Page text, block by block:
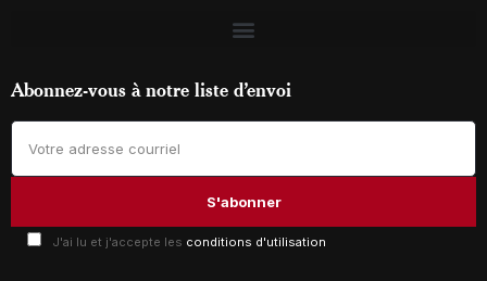
Abonnez-vous à notre liste d’envoi
J'ai lu et j'accepte les conditions d'utilisation